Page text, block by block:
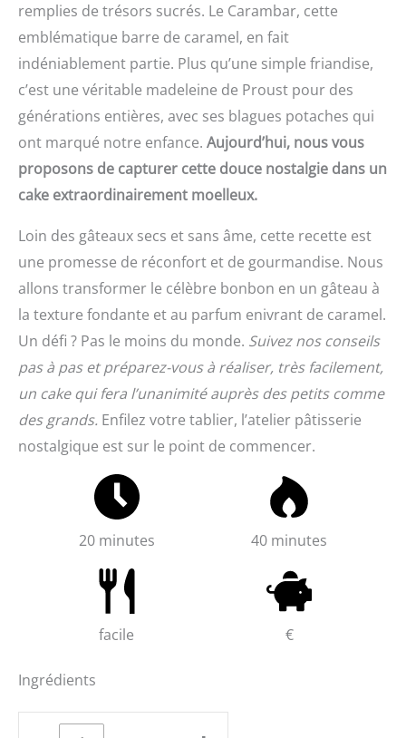
remplies de trésors sucrés. Le Carambar, cette
emblématique barre de caramel, en fait
indéniablement partie. Plus qu’une simple friandise,
c’est une véritable madeleine de Proust pour des
générations entières, avec ses blagues potaches qui
ont marqué notre enfance. Aujourd’hui, nous vous
proposons de capturer cette douce nostalgie dans un
cake extraordinairement moelleux.
Loin des gâteaux secs et sans âme, cette recette est
une promesse de réconfort et de gourmandise. Nous
allons transformer le célèbre bonbon en un gâteau à
la texture fondante et au parfum enivrant de caramel.
Un défi ? Pas le moins du monde. Suivez nos conseils
pas à pas et préparez-vous à réaliser, très facilement,
un cake qui fera l’unanimité auprès des petits comme
des grands. Enfilez votre tablier, l’atelier pâtisserie
nostalgique est sur le point de commencer.
20 minutes 40 minutes
facile €
Ingrédients